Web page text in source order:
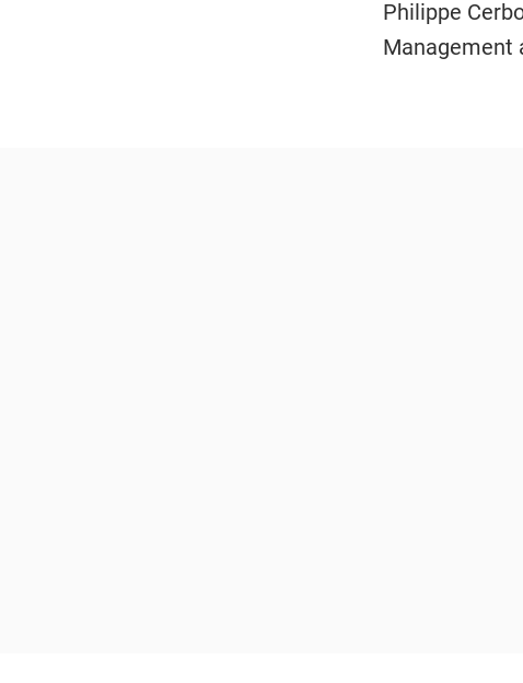
Philippe
Management